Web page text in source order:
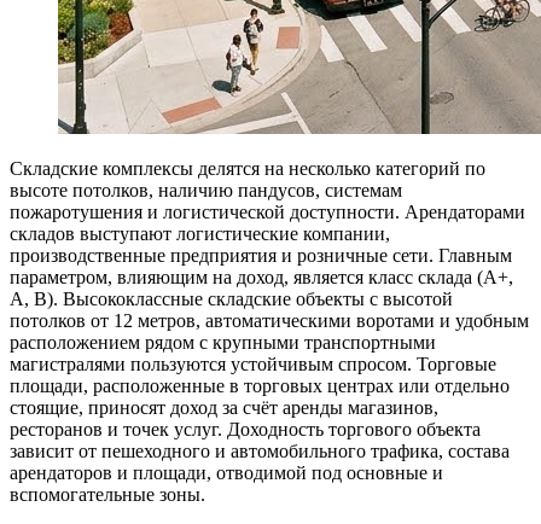
Складские комплексы делятся на несколько категорий по
высоте потолков, наличию пандусов, системам
пожаротушения и логистической доступности. Арендаторами
складов выступают логистические компании,
производственные предприятия и розничные сети. Главным
параметром, влияющим на доход, является класс склада (A+,
A, B). Высококлассные складские объекты с высотой
потолков от 12 метров, автоматическими воротами и удобным
расположением рядом с крупными транспортными
магистралями пользуются устойчивым спросом. Торговые
площади, расположенные в торговых центрах или отдельно
стоящие, приносят доход за счёт аренды магазинов,
ресторанов и точек услуг. Доходность торгового объекта
зависит от пешеходного и автомобильного трафика, состава
арендаторов и площади, отводимой под основные и
вспомогательные зоны.